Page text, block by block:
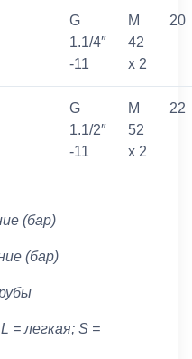
G
1.1/4″
-11
M
42
x 2
20
G
1.1/2″
-11
M
52
x 2
22
(бар)
(бар)
= легкая; S =